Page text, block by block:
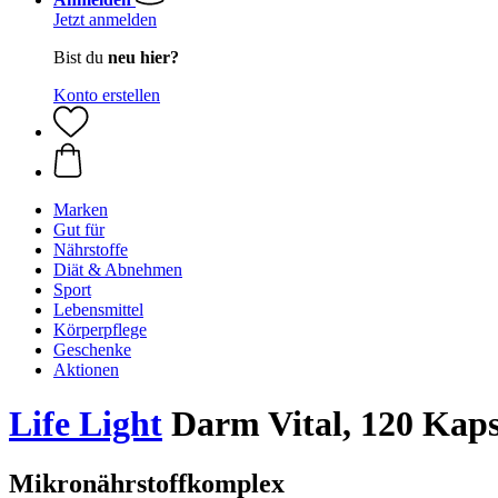
Jetzt anmelden
Bist du neu hier?
Konto erstellen
Marken
Gut für
Nährstoffe
Diät & Abnehmen
Sport
Lebensmittel
Körperpflege
Geschenke
Aktionen
Life Light Darm Vital, 120
Mikronährstoffkomplex